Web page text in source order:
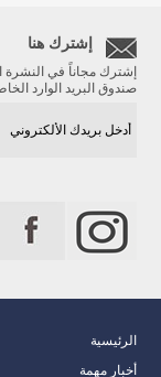
إشترك هنا
إشترك مجاناً في النشرة
صندوق البريد الوارد
الرئيسية
أخبار مهمة